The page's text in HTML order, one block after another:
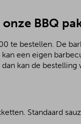
BBQ
te bestellen. De
een eigen
kan de
Standaard